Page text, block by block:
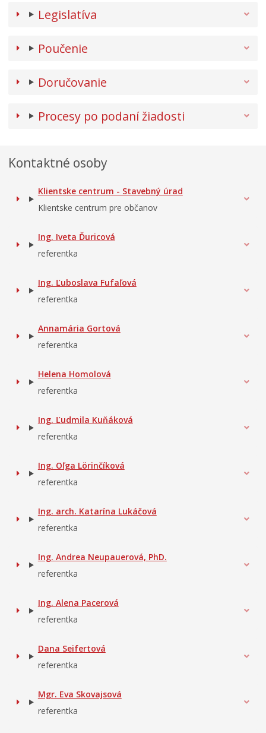
Legislatíva
Poučenie
Doručovanie
Procesy po podaní žiadosti
Kontaktné osoby
Klientske centrum - Stavebný úrad
Klientske centrum pre občanov
Ing. Iveta Ďuricová
referentka
Ing. Ľuboslava Fufaľová
referentka
Annamária Gortová
referentka
Helena Homolová
referentka
Ing. Ľudmila Kuňáková
referentka
Ing. Oľga Lörinčíková
referentka
Ing. arch. Katarína Lukáčová
referentka
Ing. Andrea Neupauerová, PhD.
referentka
Ing. Alena Pacerová
referentka
Dana Seifertová
referentka
Mgr. Eva Skovajsová
referentka